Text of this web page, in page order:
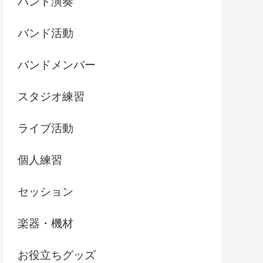
バンド活動
バンドメンバー
スタジオ練習
ライブ活動
個人練習
セッション
楽器・機材
お役立ちグッズ